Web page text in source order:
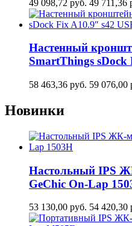
49 098,72 руб. 49 711,36
Настенный
SmartThings sDock
58 463,36 руб. 59 076,00
Новинки
Настольный IPS
GeСhic On-Lap
53 130,00 руб. 54 420,30